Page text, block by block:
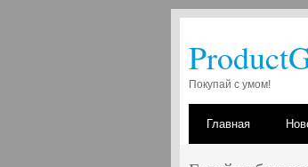
Покупай с умом!
Главная